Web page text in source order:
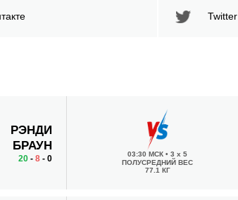
Twitter
РЭНДИ
БРАУН
20- 8- 0 03:30 МСК• 3 x 5
ПОЛУСРЕДНИЙ ВЕС
77.1 КГ